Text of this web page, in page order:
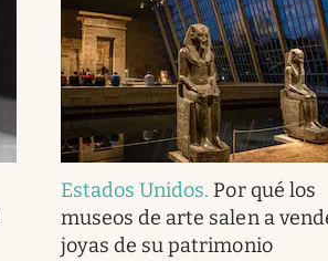
Estados Unidos. Por qué los
museos de arte salen a
joyas de su patrimonio